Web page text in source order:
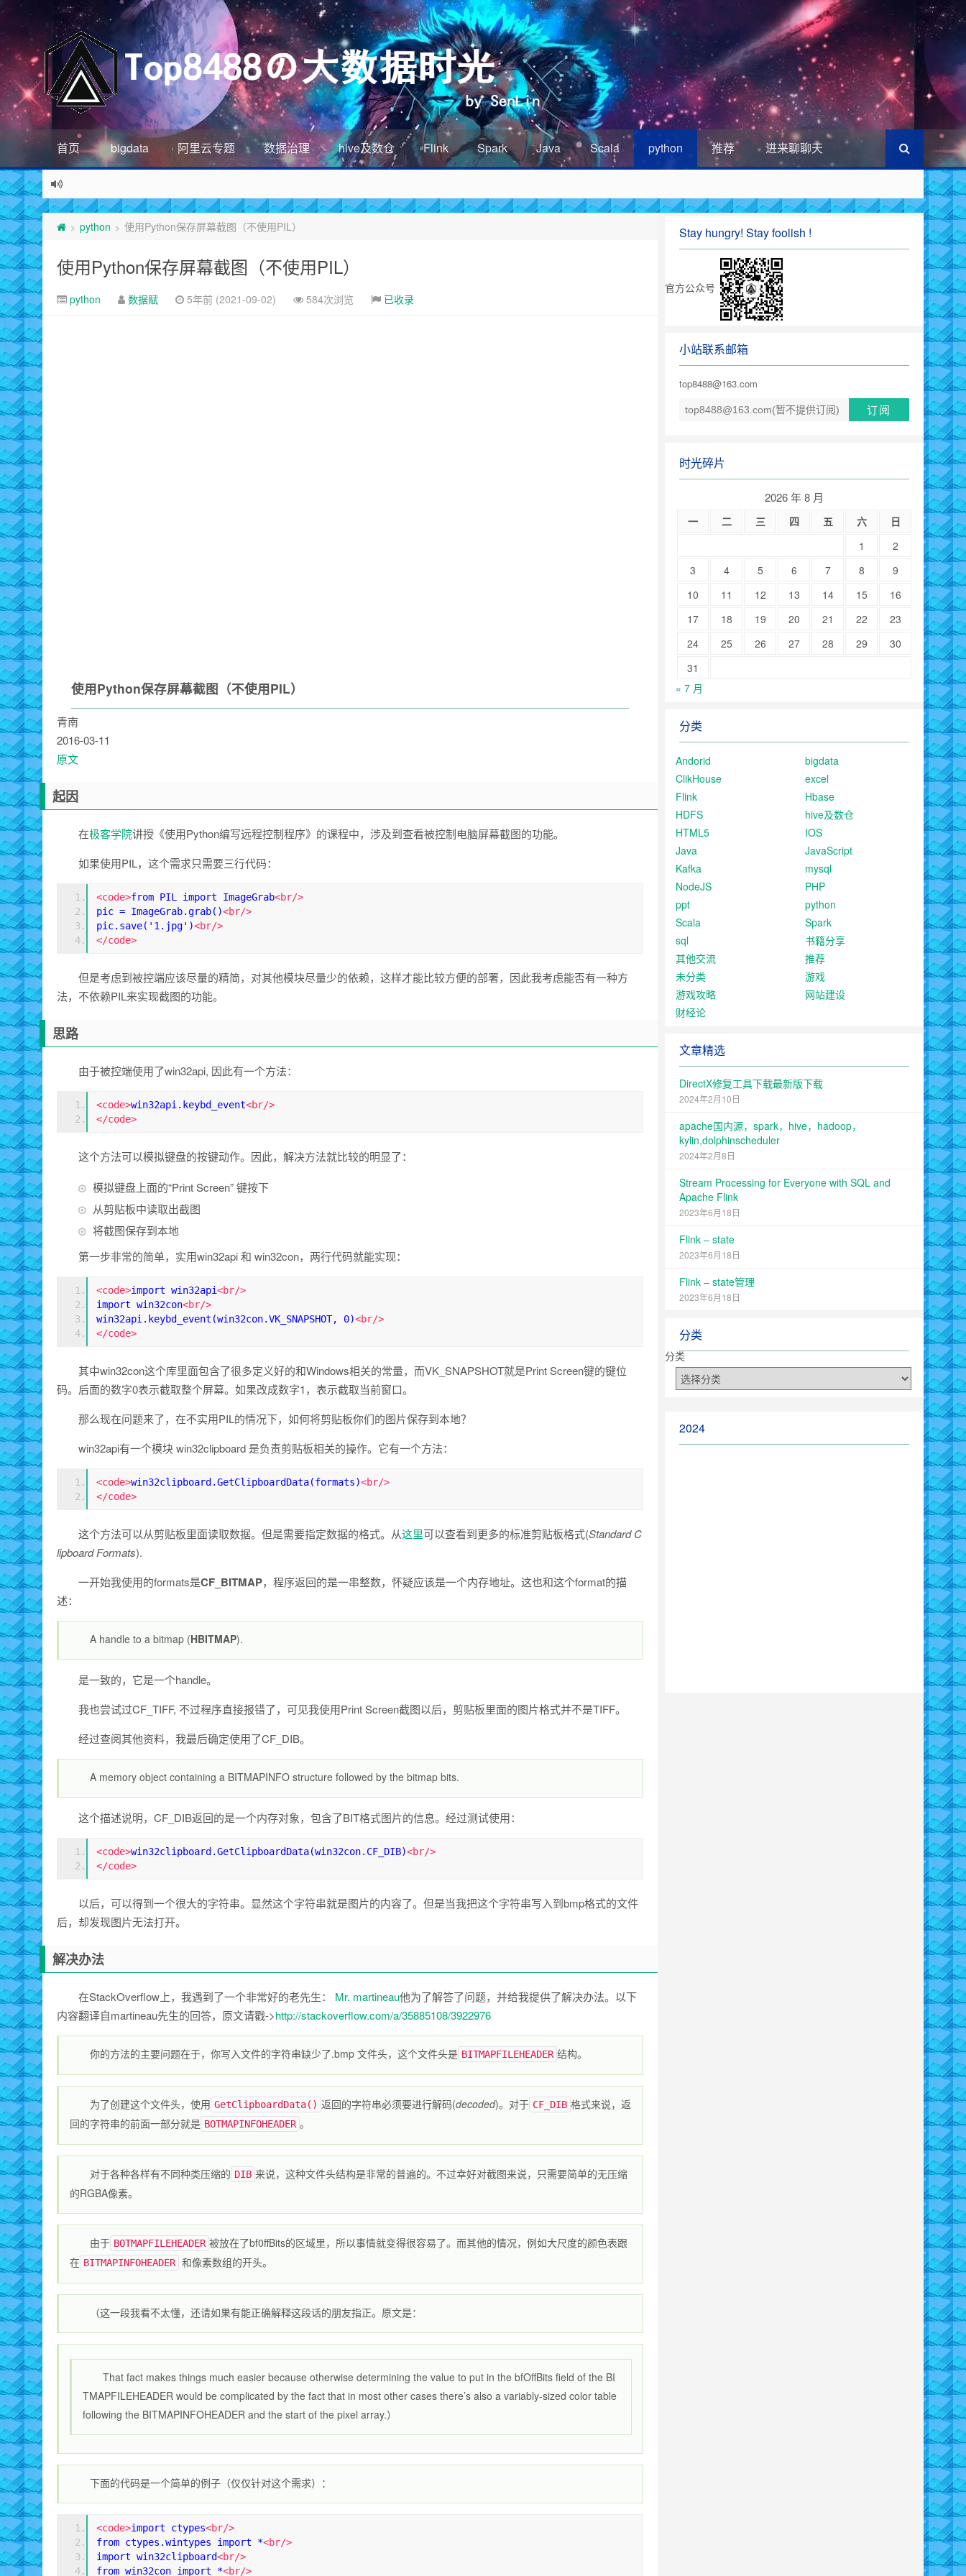
首页 bigdata 阿里云专题 数据治理 hive及数仓 Flink Spark Java Scala python 推荐 进来聊聊天
> python > 使用Python保存屏幕截图（不使用PIL）
使用Python保存屏幕截图（不使用PIL）
python 数据赋 5年前 (2021-09-02) 584次浏览 已收录
使用Python保存屏幕截图（不使用PIL）
青南
2016-03-11
原文
起因
在极客学院讲授《使用Python编写远程控制程序》的课程中，涉及到查看被控制电脑屏幕截图的功能。
如果使用PIL，这个需求只需要三行代码：
<code>from PIL import ImageGrab<br/>
pic = ImageGrab.grab()<br/>
pic.save('1.jpg')<br/>
</code>
但是考虑到被控端应该尽量的精简，对其他模块尽量少的依赖，这样才能比较方便的部署，因此我考虑能否有一种方
法，不依赖PIL来实现截图的功能。
思路
由于被控端使用了win32api, 因此有一个方法：
<code>win32api.keybd_event<br/>
</code>
这个方法可以模拟键盘的按键动作。因此，解决方法就比较的明显了：
模拟键盘上面的“Print Screen” 键按下
从剪贴板中读取出截图
将截图保存到本地
第一步非常的简单，实用win32api 和 win32con，两行代码就能实现：
<code>import win32api<br/>
import win32con<br/>
win32api.keybd_event(win32con.VK_SNAPSHOT, 0)<br/>
</code>
其中win32con这个库里面包含了很多定义好的和Windows相关的常量，而VK_SNAPSHOT就是Print Screen键的键位
码。后面的数字0表示截取整个屏幕。如果改成数字1，表示截取当前窗口。
那么现在问题来了，在不实用PIL的情况下，如何将剪贴板你们的图片保存到本地？
win32api有一个模块 win32clipboard 是负责剪贴板相关的操作。它有一个方法：
<code>win32clipboard.GetClipboardData(formats)<br/>
</code>
这个方法可以从剪贴板里面读取数据。但是需要指定数据的格式。从这里可以查看到更多的标准剪贴板格式(Standard C
lipboard Formats).
一开始我使用的formats是CF_BITMAP，程序返回的是一串整数，怀疑应该是一个内存地址。这也和这个format的描
述：
A handle to a bitmap (HBITMAP).
是一致的，它是一个handle。
我也尝试过CF_TIFF, 不过程序直接报错了，可见我使用Print Screen截图以后，剪贴板里面的图片格式并不是TIFF。
经过查阅其他资料，我最后确定使用了CF_DIB。
A memory object containing a BITMAPINFO structure followed by the bitmap bits.
这个描述说明，CF_DIB返回的是一个内存对象，包含了BIT格式图片的信息。经过测试使用：
<code>win32clipboard.GetClipboardData(win32con.CF_DIB)<br/>
</code>
以后，可以得到一个很大的字符串。显然这个字符串就是图片的内容了。但是当我把这个字符串写入到bmp格式的文件
后，却发现图片无法打开。
解决办法
在StackOverflow上，我遇到了一个非常好的老先生： Mr. martineau他为了解答了问题，并给我提供了解决办法。以下
内容翻译自martineau先生的回答，原文请戳->http://stackoverflow.com/a/35885108/3922976
你的方法的主要问题在于，你写入文件的字符串缺少了.bmp 文件头，这个文件头是 BITMAPFILEHEADER 结构。
为了创建这个文件头，使用 GetClipboardData() 返回的字符串必须要进行解码(decoded)。对于 CF_DIB 格式来说，返
回的字符串的前面一部分就是 BOTMAPINFOHEADER 。
对于各种各样有不同种类压缩的 DIB 来说，这种文件头结构是非常的普遍的。不过幸好对截图来说，只需要简单的无压缩
的RGBA像素。
由于 BOTMAPFILEHEADER 被放在了bf0ffBits的区域里，所以事情就变得很容易了。而其他的情况，例如大尺度的颜色表跟
在 BITMAPINFOHEADER 和像素数组的开头。
（这一段我看不太懂，还请如果有能正确解释这段话的朋友指正。原文是：
That fact makes things much easier because otherwise determining the value to put in the bfOffBits field of the BI
TMAPFILEHEADER would be complicated by the fact that in most other cases there’s also a variably-sized color table
following the BITMAPINFOHEADER and the start of the pixel array.）
下面的代码是一个简单的例子（仅仅针对这个需求）：
<code>import ctypes<br/>
from ctypes.wintypes import *<br/>
import win32clipboard<br/>
from win32con import *<br/>
Stay hungry! Stay foolish !
官方公众号
小站联系邮箱
top8488@163.com
时光碎片
2026 年 8 月
一 二 三 四 五 六
日
1
2
3
4 5 6 7 8
9
10
11 12 13 14 15
16
17
18 19 20 21 22
23
24
25 26 27 28 29
30
31
« 7 月
分类
Andorid
bigdata
ClikHouse
excel
Flink
Hbase
HDFS
hive及数仓
HTML5
IOS
Java
JavaScript
Kafka
mysql
NodeJS
PHP
ppt
python
Scala
Spark
sql
书籍分享
其他交流
推荐
未分类
游戏
游戏攻略
网站建设
财经论
文章精选
DirectX修复工具下载最新版下载
2024年2月10日
apache国内源，spark，hive，hadoop，
kylin,dolphinscheduler
2024年2月8日
Stream Processing for Everyone with SQL and
Apache Flink
2023年6月18日
Flink – state
2023年6月18日
Flink – state管理
2023年6月18日
分类
分类
2024